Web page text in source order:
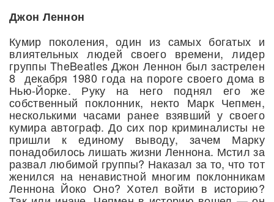
Джон Леннон
Кумир поколения, один из самых богатых и
влиятельных людей своего времени, лидер
группы TheBeatles Джон Леннон был застрелен
8 декабря 1980 года на пороге своего дома в
Нью-Йорке. Руку на него поднял его же
собственный поклонник, некто Марк Чепмен,
несколькими часами ранее взявший у своего
кумира автограф. До сих пор криминалисты не
пришли к единому выводу, зачем Марку
понадобилось лишать жизни Леннона. Мстил за
развал любимой группы? Наказал за то, что тот
женился на ненавистной многим поклонникам
Леннона Йоко Оно? Хотел войти в историю?